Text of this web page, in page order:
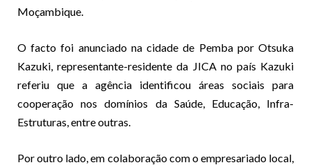
Moçambique.
O facto foi anunciado na cidade de Pemba por Otsuka
Kazuki, representante-residente da JICA no país Kazuki
referiu que a agência identificou áreas sociais para
cooperação nos domínios da Saúde, Educação, Infra-
Estruturas, entre outras.
Por outro lado, em colaboração com o empresariado local,